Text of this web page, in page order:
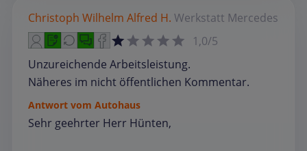
Christoph Wilhelm Alfred H. Werkstatt Mercedes
1,0/5
Unzureichende Arbeitsleistung.
Näheres im nicht öffentlichen Kommentar.
Antwort vom Autohaus
Sehr geehrter Herr Hünten,